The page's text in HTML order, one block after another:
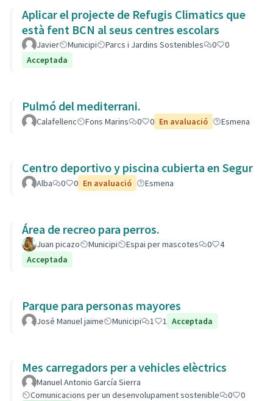
Aplicar el projecte de Refugis Climatics que
està fent BCN al seus centres escolars
Javier Municipi Parcs i Jardins Sostenibles 0
0
Acceptada
Pulmó del mediterrani.
Calafellenc Fons Marins 0 0 En avaluació Esmena
Centro deportivo y piscina cubierta en Segur
Alba 0 0 En avaluació Esmena
Área de recreo para perros.
Juan picazo Municipi Espai per mascotes 0
4
Acceptada
Parque para personas mayores
José Manuel jaime Municipi 1 1 Acceptada
Mes carregadors per a vehicles elèctrics
Manuel Antonio García Sierra
Comunicacions per un desenvolupament sostenible
0
0